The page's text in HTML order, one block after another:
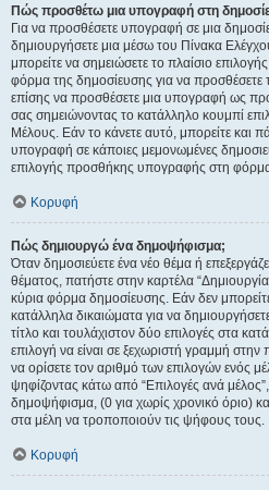
Πώς προσθέτω μια υπογραφή στη
Για να προσθέσετε υπογραφή σε μια
δημιουργήσετε μια μέσω του Πίνακα
μπορείτε να σημειώσετε το πλαίσιο επιλογής
φόρμα της δημοσίευσης για να
επίσης να προσθέσετε μια υπογραφή ως
σας σημειώνοντας το κατάλληλο κουμπί
Μέλους. Εάν το κάνετε αυτό, μπορείτε και
υπογραφή σε κάποιες μεμονωμένες
επιλογής προσθήκης υπογραφής στη
Κορυφή
Πώς δημιουργώ ένα δημοψήφισμα;
Όταν δημοσιεύετε ένα νέο θέμα ή
θέματος, πατήστε στην καρτέλα
κύρια φόρμα δημοσίευσης. Εάν δεν
κατάλληλα δικαιώματα για να
τίτλο και τουλάχιστον δύο επιλογές στα
επιλογή να είναι σε ξεχωριστή γραμμή στην
να ορίσετε τον αριθμό των επιλογών ενός
ψηφίζοντας κάτω από “Επιλογές ανά
δημοψήφισμα, (0 για χωρίς χρονικό όριο)
στα μέλη να τροποποιούν τις ψήφους τους.
Κορυφή